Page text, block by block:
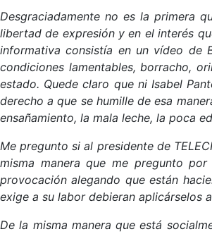
Desgraciadamente no es la primera
libertad de expresión y en el interés
informativa consistía en un vídeo de
condiciones lamentables, borracho,
estado. Quede claro que ni Isabel
derecho a que se humille de esa
ensañamiento, la mala leche, la poca
Me pregunto si al presidente de
misma manera que me pregunto
provocación alegando que están
exige a su labor debieran aplicárselos
De la misma manera que está